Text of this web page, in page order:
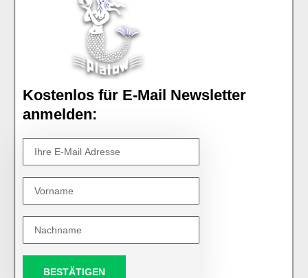
Kostenlos für E-Mail Newsletter
anmelden:
BESTÄTIGEN